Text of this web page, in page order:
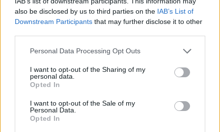
also be disclosed by us to third parties on the IAB’s List of
Downstream Participants that may further disclose it to other
Personal Data Processing Opt Outs
I want to opt-out of the Sharing of my
personal data.
Opted In
I want to opt-out of the Sale of my
Personal Data.
Opted In
vägen framstår som den enda möjliga vägen för
framgång och överlevnad.
Praktiska och logiska brister i
förståelsen
Förstår inte pengars värde
Även om barnet skulle få pengar är det i ett
längre perspektiv små summor som inte
kommer att göra någon långsiktig skillnad.